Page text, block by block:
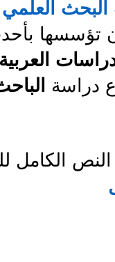
العلمي
تؤسسها
العربية
دراسة
الكامل